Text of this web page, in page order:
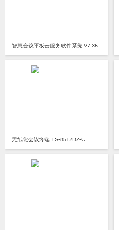
智慧会议平板云服务软件系统 V7.35
无纸化会议终端 TS-8512DZ-C